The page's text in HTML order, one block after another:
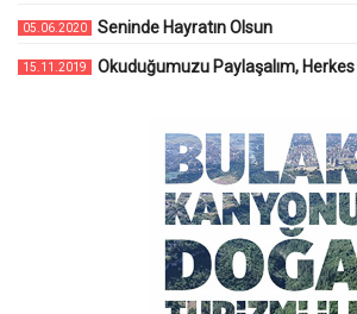
05.06.2020 Seninde Hayratın Olsun
15.11.2019 Okuduğumuzu Paylaşalım,